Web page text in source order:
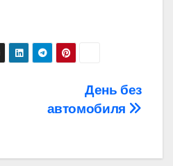
День без
автомобиля